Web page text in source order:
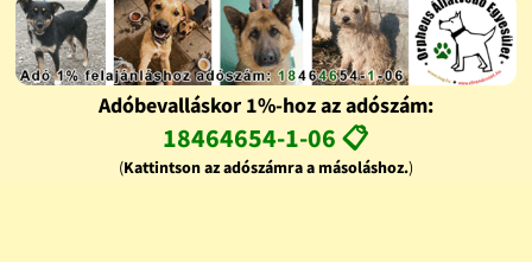
Adóbevalláskor 1%-hoz az adószám:
18464654-1-06 📋
(Kattintson az adószámra a másoláshoz.)